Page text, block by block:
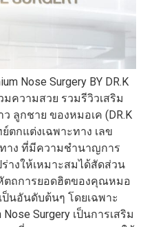
Nose Surgery BY DR.K
มความสวย รวมรีวิวเสริม
ลูกชาย ของหมอเค (DR.K
กแต่งเฉพาะทาง เลข
าง ที่มีความชำนาญการ
างให้เหมาะสมได้สัดส่วน
ตถการยอดฮิตของคุณหมอ
ป็นอันดับต้นๆ โดยเฉพาะ
Surgery เป็นการเสริม